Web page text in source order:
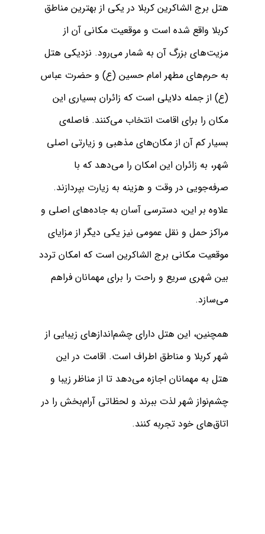
هتل برج الشاکرین کربلا در یکی از بهترین مناطق
کربلا واقع شده است و موقعیت مکانی آن از
مزیت‌های بزرگ آن به شمار می‌رود. نزدیکی هتل
به حرم‌های مطهر امام حسین (ع) و حضرت عباس
(ع) از جمله دلایلی است که زائران بسیاری این
مکان را برای اقامت انتخاب می‌کنند. فاصله‌ی
بسیار کم آن از مکان‌های مذهبی و زیارتی اصلی
شهر، به زائران این امکان را می‌دهد که با
صرفه‌جویی در وقت و هزینه به زیارت بپردازند.
علاوه بر این، دسترسی آسان به جاده‌های اصلی و
مراکز حمل و نقل عمومی نیز یکی دیگر از مزایای
موقعیت مکانی برج الشاکرین است که امکان تردد
بین‌ شهری سریع و راحت را برای مهمانان فراهم
می‌سازد.
همچنین، این هتل دارای چشم‌اندازهای زیبایی از
شهر کربلا و مناطق اطراف است. اقامت در این
هتل به مهمانان اجازه می‌دهد تا از مناظر زیبا و
چشم‌نواز شهر لذت ببرند و لحظاتی آرام‌بخش را در
اتاق‌های خود تجربه کنند.